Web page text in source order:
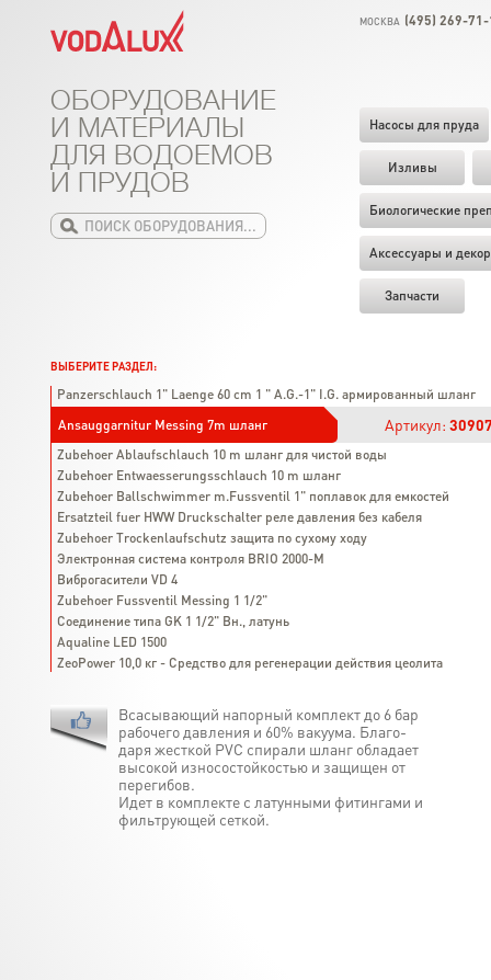
МОСКВА (495) 269-
Насосы для пруда
Изливы
Биологические
Аксессуары и декор
Запчасти
ОБОРУДОВАНИЕ
И МАТЕРИАЛЫ
ДЛЯ ВОДОЕМОВ
И ПРУДОВ
ВЫБЕРИТЕ РАЗДЕЛ:
Panzerschlauch 1" Laenge 60 cm 1 " A.G.-1" I.G. армированный шланг
Ansauggarnitur Messing 7m шланг
Артикул:
Zubehoer Ablaufschlauch 10 m шланг для чистой воды
Zubehoer Entwaesserungsschlauch 10 m шланг
Zubehoer Ballschwimmer m.Fussventil 1" поплавок для емкостей
Ersatzteil fuer HWW Druckschalter реле давления без кабеля
Zubehoer Trockenlaufschutz защита по сухому ходу
Электронная система контроля BRIO 2000-М
Виброгасители VD 4
Zubehoer Fussventil Messing 1 1/2"
Соединение типа GK 1 1/2" Вн., латунь
Aqualine LED 1500
ZeoPower 10,0 кг - Средство для регенерации действия цеолита
Всасывающий напорный комплект до 6 бар
рабочего давления и 60% вакуума. Благо-
даря жесткой PVC спирали шланг обладает
высокой износостойкостью и защищен от
перегибов.
Идет в комплекте с латунными фитингами и
фильтрующей сеткой.